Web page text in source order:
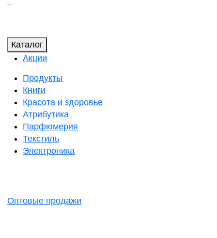
Каталог
Акции
Продукты
Книги
Красота и здоровье
Атрибутика
Парфюмерия
Текстиль
Электроника
Оптовые продажи